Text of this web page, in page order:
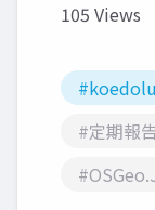
105 Views
#定期報